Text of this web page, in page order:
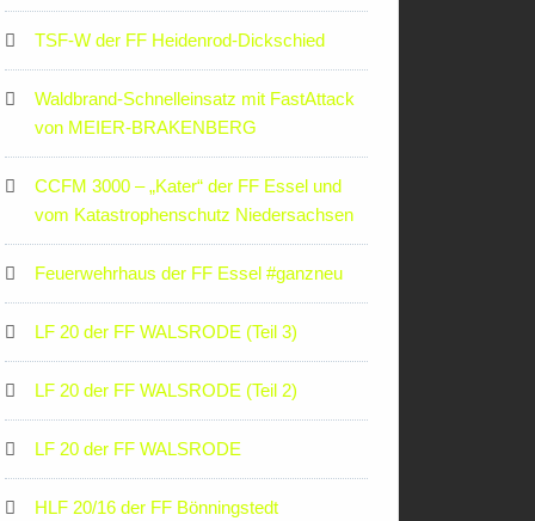
TSF-W der FF Heidenrod-Dickschied
Waldbrand-Schnelleinsatz mit FastAttack
von MEIER-BRAKENBERG
CCFM 3000 – „Kater“ der FF Essel und
vom Katastrophenschutz Niedersachsen
Feuerwehrhaus der FF Essel #ganzneu
LF 20 der FF WALSRODE (Teil 3)
LF 20 der FF WALSRODE (Teil 2)
LF 20 der FF WALSRODE
HLF 20/16 der FF Bönningstedt